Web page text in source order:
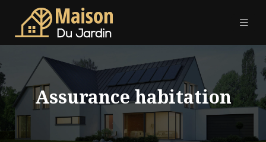
Assurance habitation